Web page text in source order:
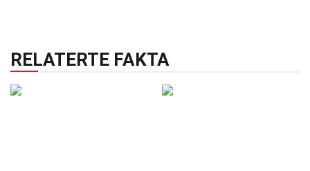
RELATERTE FAKTA